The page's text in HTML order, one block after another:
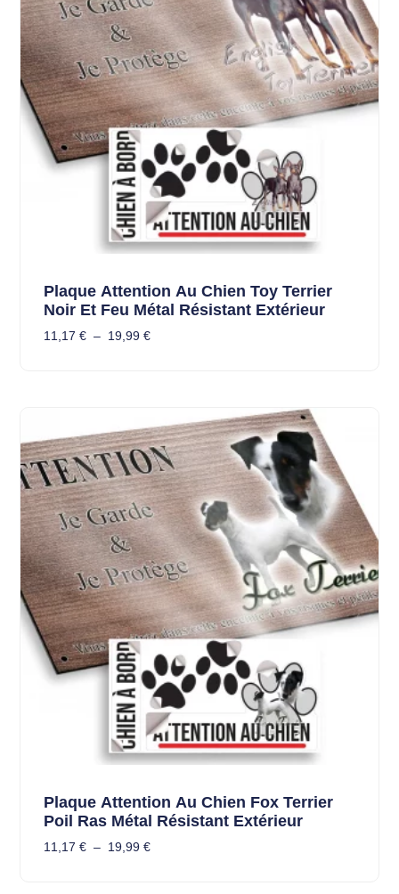
Plaque Attention Au Chien Toy Terrier
Noir Et Feu Métal Résistant Extérieur
11,17 € – 19,99 €
Plaque Attention Au Chien Fox Terrier
Poil Ras Métal Résistant Extérieur
11,17 € – 19,99 €